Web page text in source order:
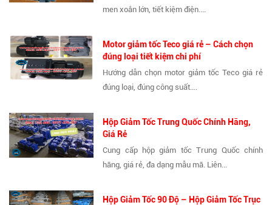
men xoắn lớn, tiết kiệm điện....
Motor giảm tốc Teco giá rẻ – Cách chọn
đúng loại tiết kiệm chi phí
Hướng dẫn chọn motor giảm tốc Teco giá rẻ
đúng loại, đúng công suất....
Hộp Giảm Tốc Trung Quốc Chính Hãng,
Giá Rẻ
Cung cấp hộp giảm tốc Trung Quốc chính
hãng, giá rẻ, đa dạng mẫu mã. Liên...
Hộp Giảm Tốc 90 Độ – Hộp Giảm Tốc Trục